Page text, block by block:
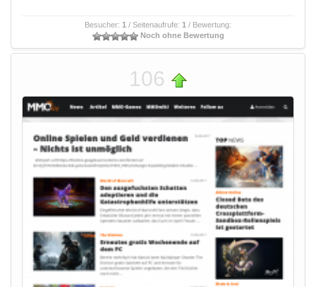
Besucher: 1 / Seitenaufrufe: 1 / Bewertung:
Noch ohne Bewertung
106